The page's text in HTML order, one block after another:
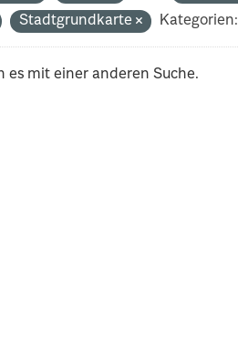
Stadtgrundkarte Kategorien:
es mit einer anderen Suche.